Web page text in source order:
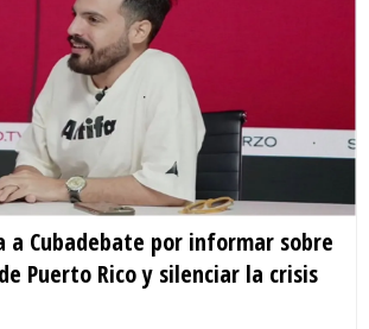
a Cubadebate por informar sobre
Puerto Rico y silenciar la crisis